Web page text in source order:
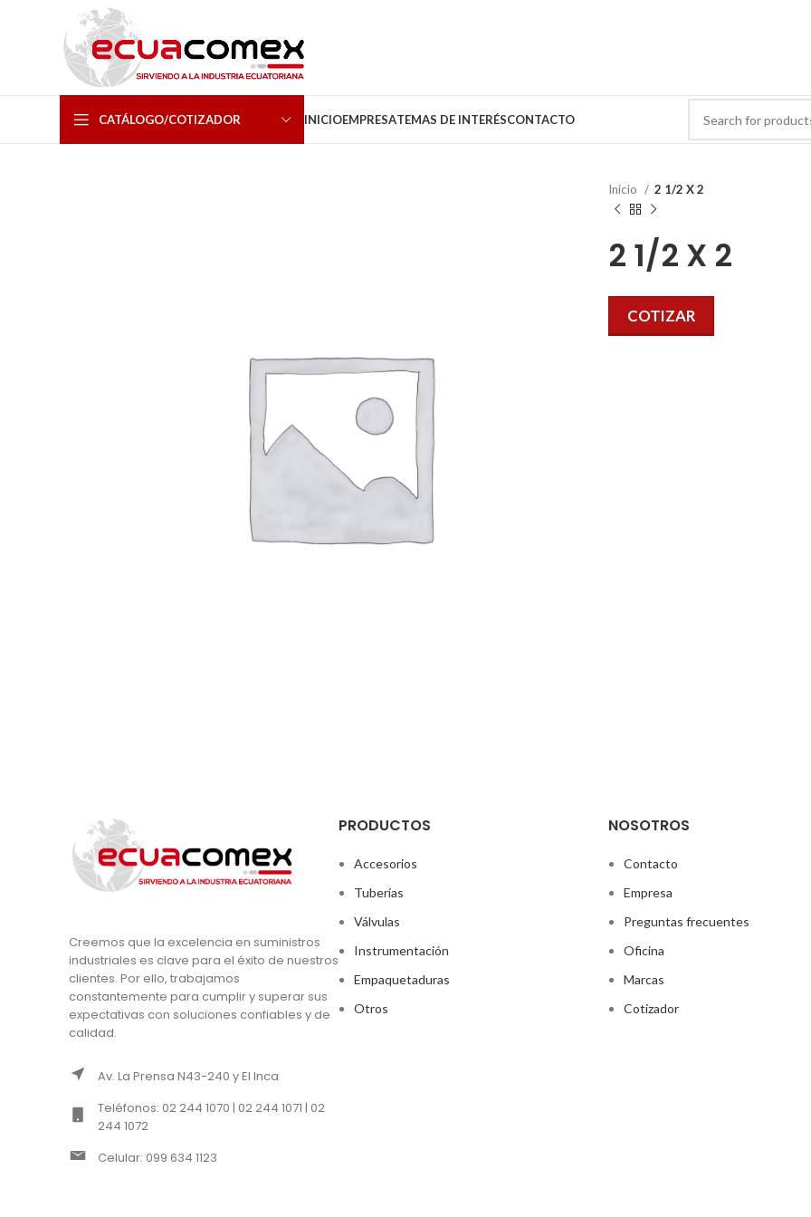
CATÁLOGO/COTIZADOR INICIOEMPRESATEMAS DE INTERÉSCONTACTO
Inicio 2 1/2 X 2
2 1/2 X 2
COTIZAR
Creemos que la excelencia en suministros
industriales es clave para el éxito de nuestros
clientes. Por ello, trabajamos
constantemente para cumplir y superar sus
expectativas con soluciones confiables y de
calidad.
Av. La Prensa N43-240 y El Inca
Teléfonos: 02 244 1070 | 02 244 1071 | 02
244 1072
Celular: 099 634 1123
PRODUCTOS
Accesorios
Tuberías
Válvulas
Instrumentación
Empaquetaduras
Otros
NOSOTROS
Contacto
Empresa
Preguntas frecuentes
Oficina
Marcas
Cotizador